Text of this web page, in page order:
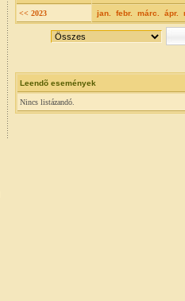
<< 2023 jan. febr. márc. ápr.
Leendõ események
Nincs listázandó.